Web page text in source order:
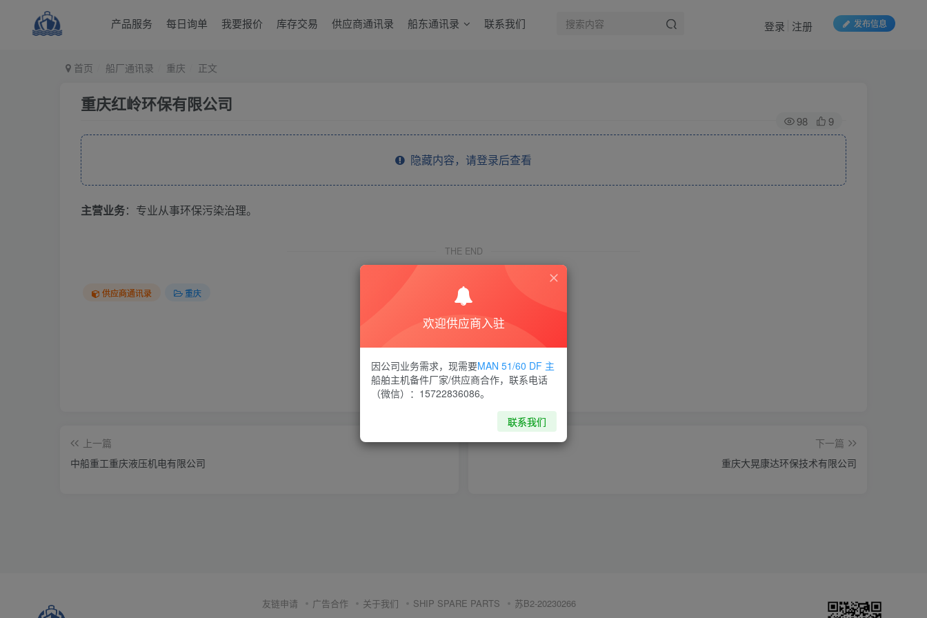
产品服务 每日询单 我要报价 库存交易 供应商通讯录 船东通讯录 联系我们 发布信息
登录 注册
首页 船厂通讯录 重庆 正文
重庆红岭环保有限公司
98 9
隐藏内容，请登录后查看
主营业务：专业从事环保污染治理。
THE END
供应商通讯录 重庆
喜欢就支持一下吧
点赞9 分享 收藏
上一篇
中船重工重庆液压机电有限公司
下一篇
重庆大晃康达环保技术有限公司
友链申请 广告合作 关于我们 SHIP SPARE PARTS 苏B2-20230266
欢迎供应商入驻
因公司业务需求，现需要MAN 51/60 DF 主
船舶主机备件厂家/供应商合作，联系电话
（微信）：15722836086。
联系我们